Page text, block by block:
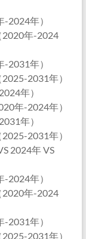
2024年）
2020年-2024
2031年）
2031年）
年）
年-2024年）
年）
2031年）
2024年 VS
2024年）
2020年-2024
2031年）
2031年）